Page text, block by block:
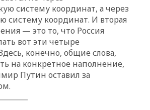
систему координат, а через
систему координат. И вторая
— это то, что Россия
вот эти четыре
конечно, общие слова,
на конкретное наполнение,
Путин оставил за